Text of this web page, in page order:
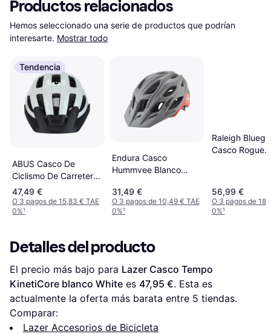
Productos relacionados
Hemos seleccionado una serie de productos que podrían
interesarte. Mostrar todo
Tendencia
ABUS Casco De
Ciclismo De Carretera
Macator L
47,49 €
O 3 pagos de 15,83 € TAE
0%¹
Endura Casco
Hummvee Blanco
31,49 €
O 3 pagos de 10,49 € TAE
0%¹
Raleigh
Casco Rogue
56,99 €
O 3 pagos de
0%¹
Detalles del producto
El precio más bajo para Lazer Casco Tempo
KinetiCore blanco White es 47,95 €. Esta es
actualmente la oferta más barata entre 5 tiendas.
Comparar:
Lazer Accesorios de Bicicleta